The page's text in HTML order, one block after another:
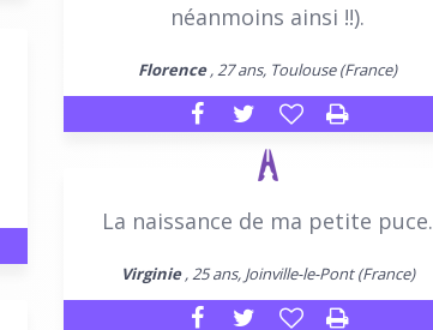
néanmoins ainsi !!).
Florence, 27 ans, Toulouse (France)
La naissance de ma petite puce.
Virginie, 25 ans, Joinville-le-Pont (France)